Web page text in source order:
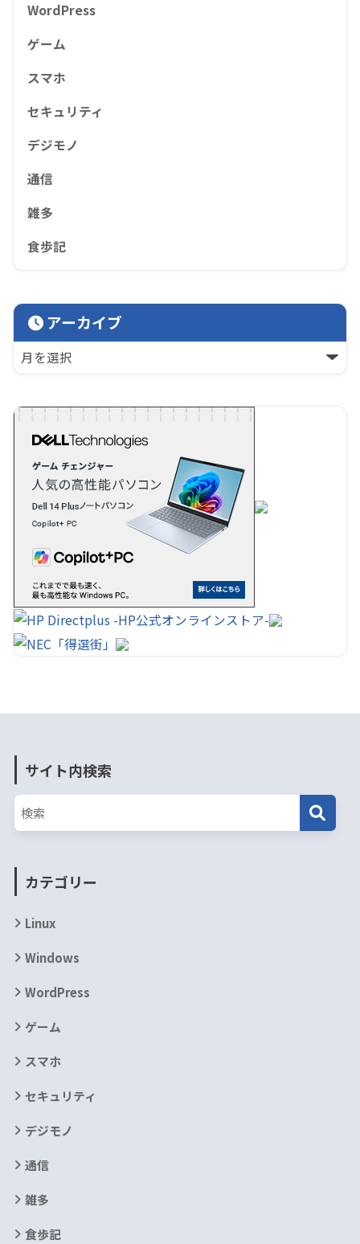
WordPress
ゲーム
スマホ
セキュリティ
デジモノ
通信
雑多
食歩記
アーカイブ
サイト内検索
カテゴリー
Linux
Windows
WordPress
ゲーム
スマホ
セキュリティ
デジモノ
通信
雑多
食歩記